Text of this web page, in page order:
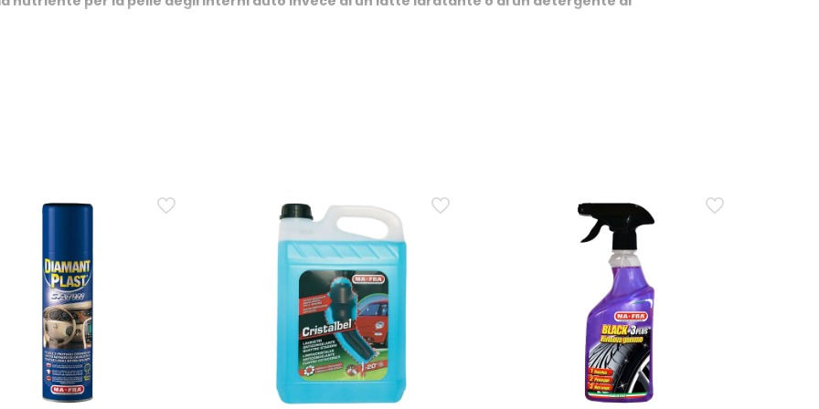
dopo la pulizia quando la pelle appare secca, rigida, opaca o mostra i primi segni di stress. Rispetto a un latte
la crema offre un trattamento più ricco che penetra nei micropori e aiuta a preservare elasticità, morbidezza e
e decolorazioni. Non è però un intervento di riparazione su danni strutturali o usura avanzata: su crepe
può servire un restauro specifico.
sulla pelle degli interni auto e quanto tempo va lasciata assorbire?
prima la pulizia e sgrassatura della pelle con Charme Detergent, poi la stesura della crema con piccoli
l’applicazione, la crema va lasciata assorbire per circa 20 minuti e l’eventuale eccesso va rimosso con un panno in
può essere ripetuto. Per auto cabrio, le istruzioni consigliano di intensificare il trattamento nei mesi estivi per
invecchiata dal sole, è indicato lasciare agire il prodotto per un’intera notte, applicandone un po’ di più lungo le